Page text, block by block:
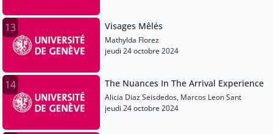
13 Visages Mêlés
Mathylda Florez
jeudi 24 octobre 2024
14 The Nuances In The Arrival Experience
Alicia Diaz Seisdedos, Marcos Leon Sant
jeudi 24 octobre 2024